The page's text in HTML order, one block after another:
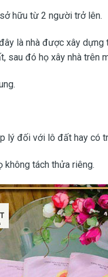
hữu từ 2 người trở lên.
là nhà được xây
sau đó họ xây nhà trên
lý đối với lô đất hay có
không tách thửa riêng.